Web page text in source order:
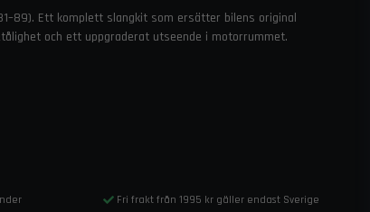
Ett komplett slangkit som ersätter bilens original
och ett uppgraderat utseende i motorrummet.
Fri frakt från 1995 kr gäller endast Sverige